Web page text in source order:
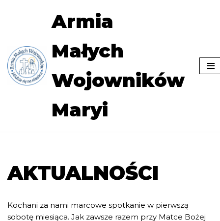
treści
Armia
Małych
Wojowników
Maryi
AKTUALNOŚCI
Kochani za nami marcowe spotkanie w pierwszą
sobotę miesiąca. Jak zawsze razem przy Matce Bożej